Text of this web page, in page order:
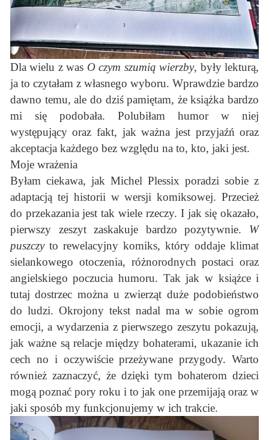
Dla wielu z was O czym szumią wierzby, były lekturą,
ja to czytałam z własnego wyboru. Wprawdzie bardzo
dawno temu, ale do dziś pamiętam, że książka bardzo
mi się podobała. Polubiłam humor w niej
występujący oraz fakt, jak ważna jest przyjaźń oraz
akceptacja każdego bez względu na to, kto, jaki jest.
Moje wrażenia
Byłam ciekawa, jak Michel Plessix poradzi sobie z
adaptacją tej historii w wersji komiksowej. Przecież
do przekazania jest tak wiele rzeczy. I jak się okazało,
pierwszy zeszyt zaskakuje bardzo pozytywnie. W
puszczyto rewelacyjny komiks, który oddaje klimat
sielankowego otoczenia, różnorodnych postaci oraz
angielskiego poczucia humoru. Tak jak w książce i
tutaj dostrzec można u zwierząt duże podobieństwo
do ludzi. Okrojony tekst nadal ma w sobie ogrom
emocji, a wydarzenia z pierwszego zeszytu pokazują,
jak ważne są relacje między bohaterami, ukazanie ich
cech no i oczywiście przeżywane przygody. Warto
również zaznaczyć, że dzięki tym bohaterom dzieci
mogą poznać pory roku i to jak one przemijają oraz w
jaki sposób my funkcjonujemy w ich trakcie.